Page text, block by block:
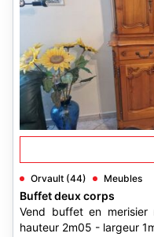
Orvault (44) Meubles
Buffet deux corps
Vend buffet en
hauteur 2m05 - largeur